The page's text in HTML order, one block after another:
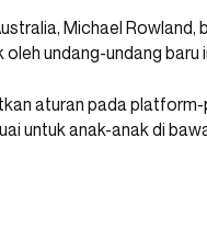
Michael
undang-undang baru
aturan pada
untuk anak-anak di